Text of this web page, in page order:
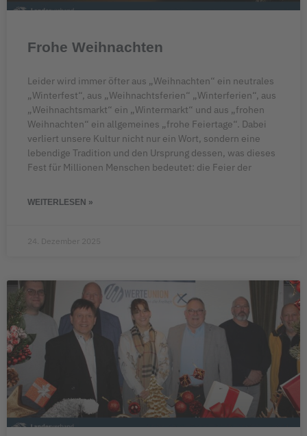
Frohe Weihnachten
Leider wird immer öfter aus „Weihnachten“ ein neutrales
„Winterfest“, aus „Weihnachtsferien“ „Winterferien“, aus
„Weihnachtsmarkt“ ein „Wintermarkt“ und aus „frohen
Weihnachten“ ein allgemeines „frohe Feiertage“. Dabei
verliert unsere Kultur nicht nur ein Wort, sondern eine
lebendige Tradition und den Ursprung dessen, was dieses
Fest für Millionen Menschen bedeutet: die Feier der
WEITERLESEN »
24. Dezember 2025